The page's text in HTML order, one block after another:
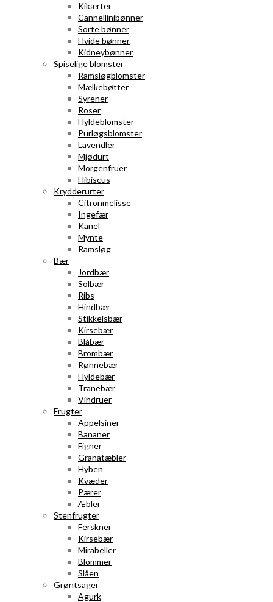
Kikærter
Cannellinibønner
Sorte bønner
Hvide bønner
Kidneybønner
Spiselige blomster
Ramsløgblomster
Mælkebøtter
Syrener
Roser
Hyldeblomster
Purløgsblomster
Lavendler
Mjødurt
Morgenfruer
Hibiscus
Krydderurter
Citronmelisse
Ingefær
Kanel
Mynte
Ramsløg
Bær
Jordbær
Solbær
Ribs
Hindbær
Stikkelsbær
Kirsebær
Blåbær
Brombær
Rønnebær
Hyldebær
Tranebær
Vindruer
Frugter
Appelsiner
Bananer
Figner
Granatæbler
Hyben
Kvæder
Pærer
Æbler
Stenfrugter
Ferskner
Kirsebær
Mirabeller
Blommer
Slåen
Grøntsager
Agurk